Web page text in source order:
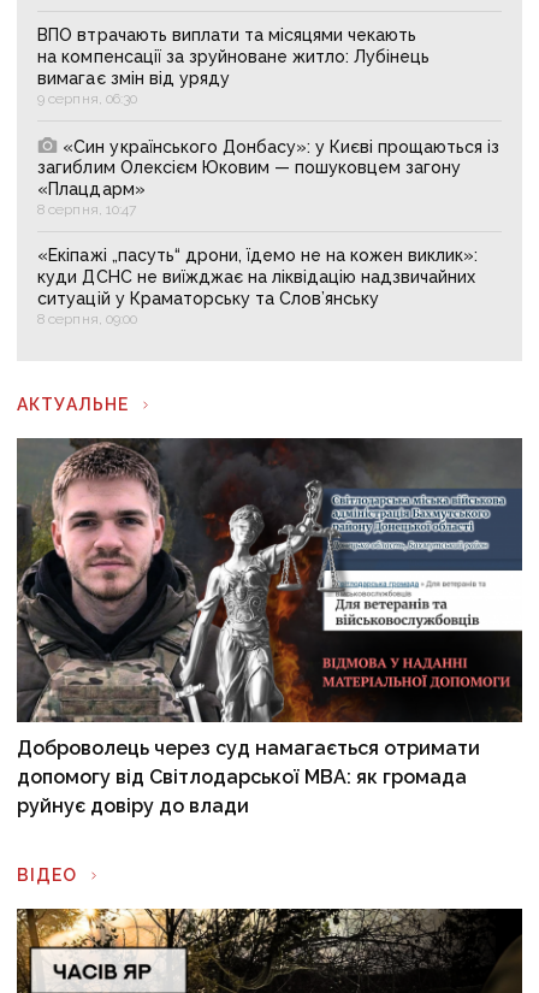
ВПО втрачають виплати та місяцями чекають
на компенсації за зруйноване житло: Лубінець
вимагає змін від уряду
9 серпня, 06:30
«Син українського Донбасу»: у Києві прощаються із
загиблим Олексієм Юковим — пошуковцем загону
«Плацдарм»
8 серпня, 10:47
«Екіпажі „пасуть“ дрони, їдемо не на кожен виклик»:
куди ДСНС не виїжджає на ліквідацію надзвичайних
ситуацій у Краматорську та Слов’янську
8 серпня, 09:00
АКТУАЛЬНЕ
Доброволець через суд намагається отримати
допомогу від Світлодарської МВА: як громада
руйнує довіру до влади
ВІДЕО